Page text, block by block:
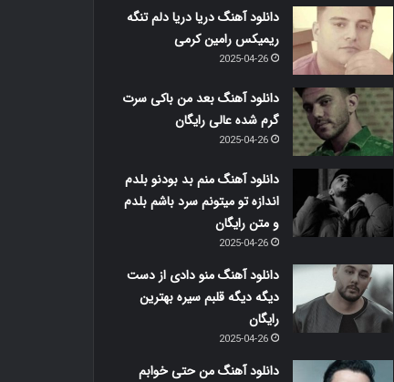
دانلود آهنگ دریا دریا دلم تنگه
ریمیکس رامین کرمی
2025-04-26
دانلود آهنگ بعد من باکی سرت
گرم شده عالی رایگان
2025-04-26
دانلود آهنگ منم بد بودنو بلدم
اندازه تو میتونم سرد باشم بلدم
و متن رایگان
2025-04-26
دانلود آهنگ منو دادی از دست
دیگه دیگه قلبم سیره بهترین
رایگان
2025-04-26
دانلود آهنگ من حتی خوابم